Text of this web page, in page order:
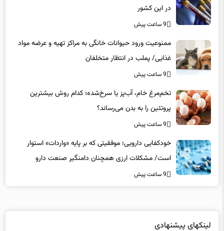
9 ساعت پیش
ممنوعیت ورود حیوانات خانگی به مراکز تهیه و عرضه مواد
غذایی/ پملب در انتظار متخلفان
9 ساعت پیش
تخم‌مرغ خام، آب‌پز یا سرخ‌شده؛ کدام روش بیشترین
پروتئین را به بدن می‌رساند؟
9 ساعت پیش
خودکفایی دارویی؛ موفقیتی که بر پایه‌ «واردات» استوار
است/ مشکلات ارزی همچنان دامنگیر صنعت دارو
9 ساعت پیش